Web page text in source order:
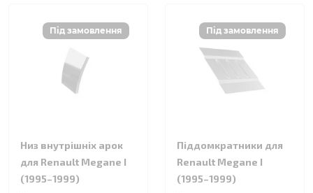
Низ внутрішніх арок
для Renault Megane I
(1995–1999)
Піддомкратники для
Renault Megane I
(1995–1999)